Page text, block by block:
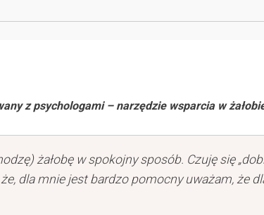
z psychologami – narzędzie wsparcia w
żałobę w spokojny sposób. Czuję się
dla mnie jest bardzo pomocny uważam, że